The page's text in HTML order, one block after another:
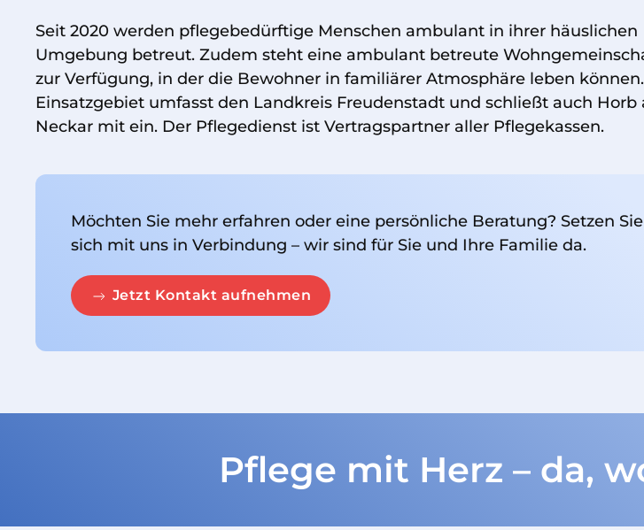
Seit 2020 werden pflegebedürftige Menschen ambulant in ihrer häuslichen
Umgebung betreut. Zudem steht eine ambulant betreute
zur Verfügung, in der die Bewohner in familiärer Atmosphäre leben
Einsatzgebiet umfasst den Landkreis Freudenstadt und schließt auch Horb
Neckar mit ein. Der Pflegedienst ist Vertragspartner aller Pflegekassen.
Möchten Sie mehr erfahren oder eine persönliche Beratung? Setzen Sie
sich mit uns in Verbindung – wir sind für Sie und Ihre Familie da.
Jetzt Kontakt aufnehmen
Pflege mit Herz – da,